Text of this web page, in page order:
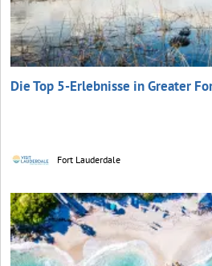
Die Top 5-Erlebnisse in Greater
Fort Lauderdale